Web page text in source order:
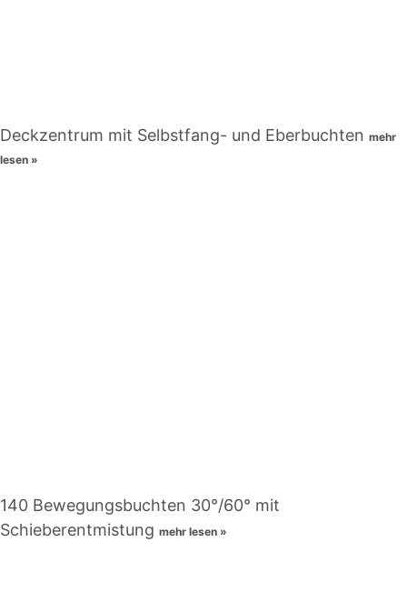
Deckzentrum mit Selbstfang- und Eberbuchten mehr
lesen »
140 Bewegungsbuchten 30°/60° mit
Schieberentmistung mehr lesen »